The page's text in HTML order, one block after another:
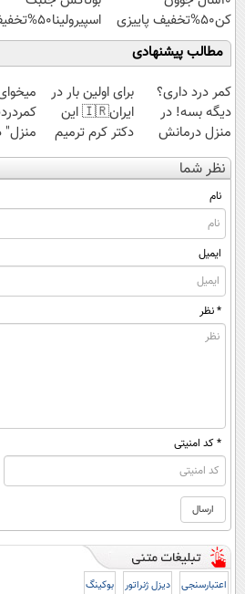
کن50%تخفیف پاییزی
اسپیرولینا50%تخفیف
مطالب پیشنهادی
کمر درد داری؟
دیگه بسه! در
منزل درمانش
کن
(◀پرسش‌نامه)
برای اولین بار در
ایران🇮🇷 این
دکتر کرم ترمیم
کننده 23 روزه
ساخت!
منزل"
کنی؟
نظر شما
نام
ایمیل
* نظر
* کد امنیتی
اعتبارسنجی دیزل ژنراتور بوکینگ